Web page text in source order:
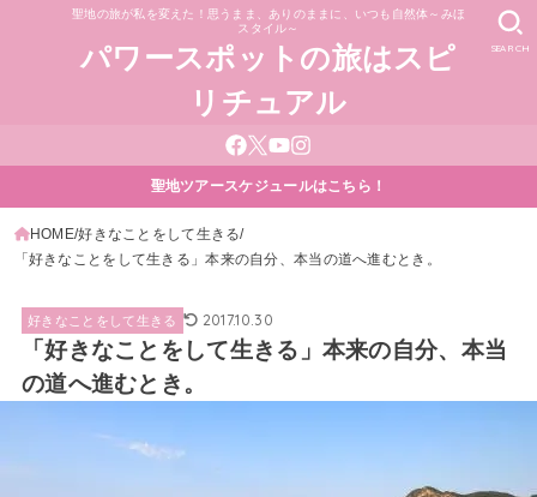
聖地の旅が私を変えた！思うまま、ありのままに、いつも自然体～みほ
スタイル～
パワースポットの旅はスピ
リチュアル
SEARCH
聖地ツアースケジュールはこちら！
HOME 好きなことをして生きる
「好きなことをして生きる」本来の自分、本当の道へ進むとき。
好きなことをして生きる 2017.10.30
「好きなことをして生きる」本来の自分、本当
の道へ進むとき。